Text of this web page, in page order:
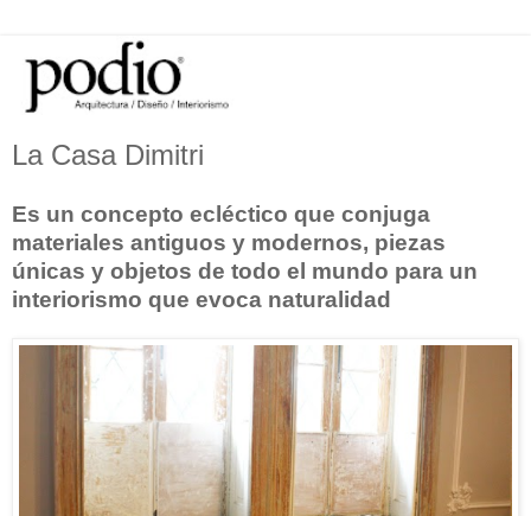
La Casa Dimitri
Es un concepto ecléctico que conjuga
materiales antiguos y modernos, piezas
únicas y objetos de todo el mundo para un
interiorismo que evoca naturalidad